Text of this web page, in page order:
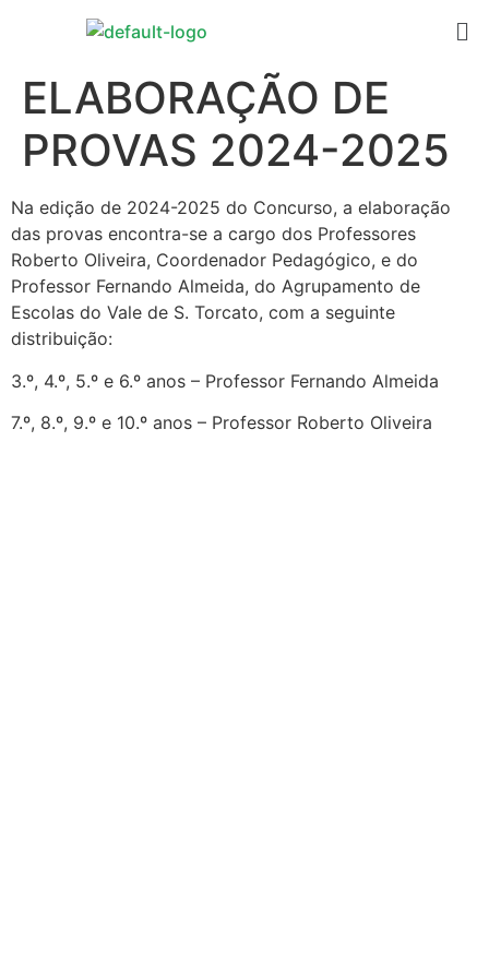
ELABORAÇÃO DE
PROVAS 2024-2025
Na edição de 2024-2025 do Concurso, a elaboração
das provas encontra-se a cargo dos Professores
Roberto Oliveira, Coordenador Pedagógico, e do
Professor Fernando Almeida, do Agrupamento de
Escolas do Vale de S. Torcato, com a seguinte
distribuição:
3.º, 4.º, 5.º e 6.º anos – Professor Fernando Almeida
7.º, 8.º, 9.º e 10.º anos – Professor Roberto Oliveira